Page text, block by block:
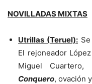
NOVILLADAS MIXTAS
Utrillas (Teruel):
El rejoneador
Miguel
Conquero, ovación